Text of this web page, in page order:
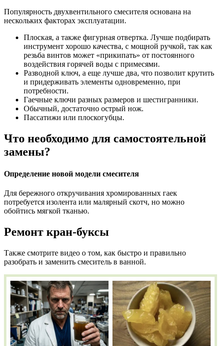
Популярность двухвентильного смесителя основана на
нескольких факторах эксплуатации.
Плоская, а также фигурная отвертка. Лучше подбирать
инструмент хорошо качества, с мощной ручкой, так как
резьба винтов может «прикипать» от постоянного
воздействия горячей воды с примесями.
Разводной ключ, а еще лучше два, что позволит крутить
и придерживать элементы одновременно, при
потребности.
Гаечные ключи разных размеров и шестигранники.
Обычный, достаточно острый нож.
Пассатижи или плоскогубцы.
Что необходимо для самостоятельной
замены?
Определение новой модели смесителя
Для бережного откручивания хромированных гаек
потребуется изолента или малярный скотч, но можно
обойтись мягкой тканью.
Ремонт кран-буксы
Также смотрите видео о том, как быстро и правильно
разобрать и заменить смеситель в ванной.